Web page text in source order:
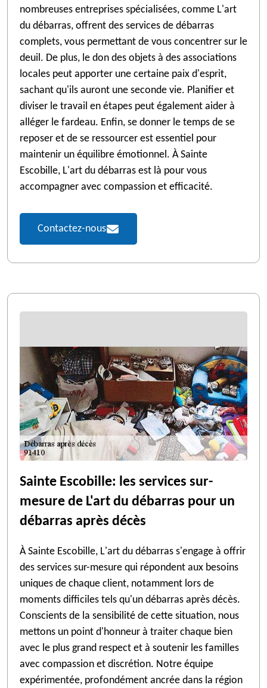
nombreuses entreprises spécialisées, comme L'art
du débarras, offrent des services de débarras
complets, vous permettant de vous concentrer sur le
deuil. De plus, le don des objets à des associations
locales peut apporter une certaine paix d'esprit,
sachant qu'ils auront une seconde vie. Planifier et
diviser le travail en étapes peut également aider à
alléger le fardeau. Enfin, se donner le temps de se
reposer et de se ressourcer est essentiel pour
maintenir un équilibre émotionnel. À Sainte
Escobille, L'art du débarras est là pour vous
accompagner avec compassion et efficacité.
Contactez-nous
Sainte Escobille: les services sur-
mesure de L'art du débarras pour un
débarras après décès
À Sainte Escobille, L'art du débarras s'engage à offrir
des services sur-mesure qui répondent aux besoins
uniques de chaque client, notamment lors de
moments difficiles tels qu'un débarras après décès.
Conscients de la sensibilité de cette situation, nous
mettons un point d'honneur à traiter chaque bien
avec le plus grand respect et à soutenir les familles
avec compassion et discrétion. Notre équipe
expérimentée, profondément ancrée dans la région